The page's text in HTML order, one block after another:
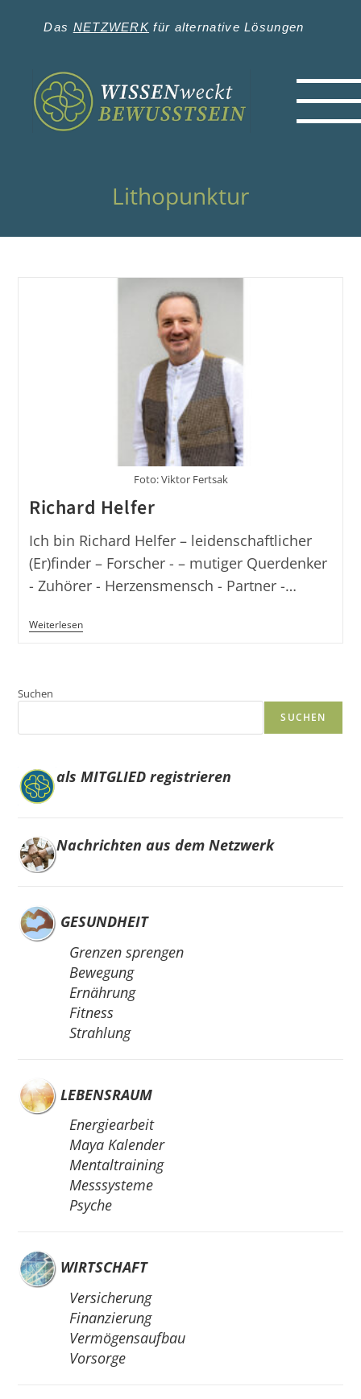
Das NETZWERK für alternative Lösungen
Lithopunktur
Foto: Viktor Fertsak
Richard Helfer
Ich bin Richard Helfer – leidenschaftlicher
(Er)finder – Forscher - – mutiger Querdenker
- Zuhörer - Herzensmensch - Partner -…
WeiterlesenRichard
Helfer
Suchen
SUCHEN
als MITGLIED registrieren
Nachrichten aus dem Netzwerk
GESUNDHEIT
Grenzen sprengen
Bewegung
Ernährung
Fitness
Strahlung
LEBENSRAUM
Energiearbeit
Maya Kalender
Mentaltraining
Messsysteme
Psyche
WIRTSCHAFT
Versicherung
Finanzierung
Vermögensaufbau
Vorsorge